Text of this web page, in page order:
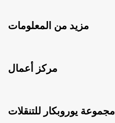
مزيد من المعلومات
مركز أعمال
مجموعة يوروبكار للتنقلات